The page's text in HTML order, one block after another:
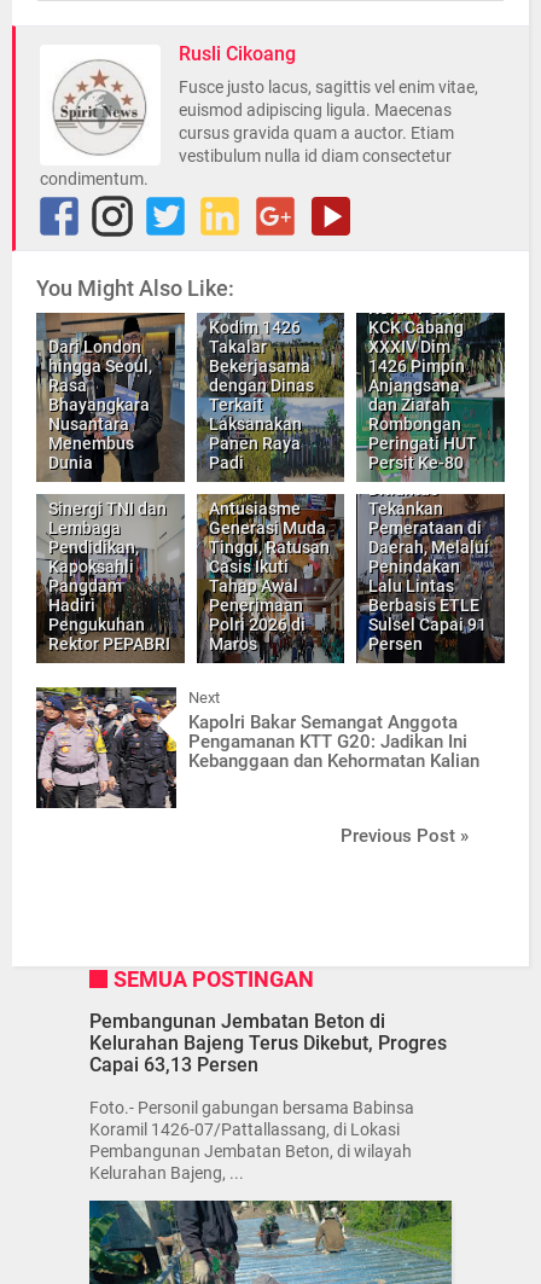
Rusli Cikoang
Fusce justo lacus, sagittis vel enim vitae,
euismod adipiscing ligula. Maecenas
cursus gravida quam a auctor. Etiam
vestibulum nulla id diam consectetur
condimentum.
You Might Also Like:
Dari London
hingga Seoul,
Rasa
Bhayangkara
Nusantara
Menembus
Dunia
Kodim 1426
Takalar
Bekerjasama
dengan Dinas
Terkait
Laksanakan
Panen Raya
Padi
KCK Cabang
XXXIV Dim
1426 Pimpin
Anjangsana
dan Ziarah
Rombongan
Peringati HUT
Persit Ke-80
Sinergi TNI dan
Lembaga
Pendidikan,
Kapoksahli
Pangdam
Hadiri
Pengukuhan
Rektor PEPABRI
Antusiasme
Generasi Muda
Tinggi, Ratusan
Casis Ikuti
Tahap Awal
Penerimaan
Polri 2026 di
Maros
Tekankan
Pemerataan di
Daerah, Melalui
Penindakan
Lalu Lintas
Berbasis ETLE
Sulsel Capai 91
Persen
Next
Kapolri Bakar Semangat Anggota
Pengamanan KTT G20: Jadikan Ini
Kebanggaan dan Kehormatan Kalian
Previous Post »
SEMUA POSTINGAN
Pembangunan Jembatan Beton di
Kelurahan Bajeng Terus Dikebut, Progres
Capai 63,13 Persen
Foto.- Personil gabungan bersama Babinsa
Koramil 1426-07/Pattallassang, di Lokasi
Pembangunan Jembatan Beton, di wilayah
Kelurahan Bajeng, ...